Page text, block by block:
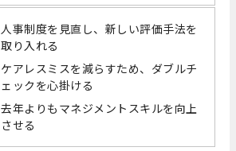
人事制度を見直し、新しい評価手法を
取り入れる
ケアレスミスを減らすため、ダブルチ
ェックを心掛ける
去年よりもマネジメントスキルを向上
させる